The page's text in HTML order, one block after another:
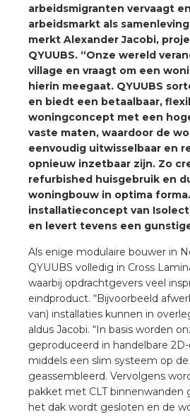
arbeidsmigranten vervaagt
arbeidsmarkt als
merkt Alexander Jacobi,
QYUUBS. “Onze wereld
village en vraagt om een
hierin meegaat. QYUUBS
en biedt een betaalbaar,
woningconcept met een
vaste maten, waardoor de
eenvoudig uitwisselbaar en
opnieuw inzetbaar zijn. Zo
refurbished huisgebruik en
woningbouw in optima
installatieconcept van
en levert tevens een
Als enige modulaire bouwer in
QYUUBS volledig in Cross
waarbij opdrachtgevers veel
eindproduct. “Bijvoorbeeld
van) installaties kunnen in
aldus Jacobi. “In basis worden
geproduceerd in handelbare
middels een slim systeem op
geassembleerd. Vervolgens
pakket met CLT binnenwanden
het dak wordt gesloten en de
installeren
installeren in beton
installeren in de
stekerbare vlakkabel
GST®
RST®
Academy